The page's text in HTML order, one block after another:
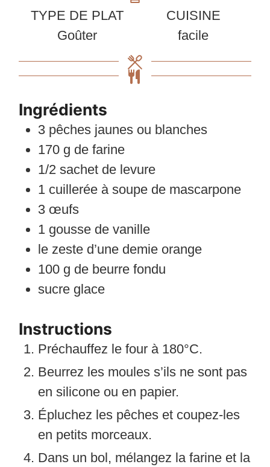
TYPE DE PLAT
Goûter
CUISINE
facile
Ingrédients
3 pêches jaunes ou blanches
170 g de farine
1/2 sachet de levure
1 cuillerée à soupe de mascarpone
3 œufs
1 gousse de vanille
le zeste d’une demie orange
100 g de beurre fondu
sucre glace
Instructions
Préchauffez le four à 180°C.
Beurrez les moules s’ils ne sont pas
en silicone ou en papier.
Épluchez les pêches et coupez-les
en petits morceaux.
Dans un bol, mélangez la farine et la